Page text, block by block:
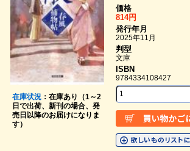
在庫状況：在庫あり（1～2
日で出荷、新刊の場合、発
売日以降のお届けになりま
す）
価格
814円
発行年月
2025年11月
判型
文庫
ISBN
9784334108427